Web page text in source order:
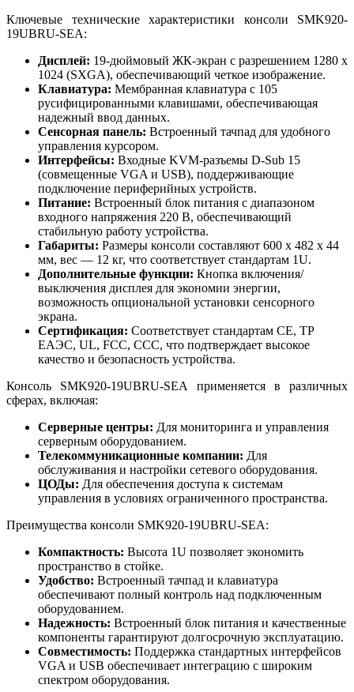
Ключевые технические характеристики консоли SMK920-
19UBRU-SEA:
Дисплей: 19-дюймовый ЖК-экран с разрешением 1280 x
1024 (SXGA), обеспечивающий четкое изображение.
Клавиатура: Мембранная клавиатура с 105
русифицированными клавишами, обеспечивающая
надежный ввод данных.
Сенсорная панель: Встроенный тачпад для удобного
управления курсором.
Интерфейсы: Входные KVM-разъемы D-Sub 15
(совмещенные VGA и USB), поддерживающие
подключение периферийных устройств.
Питание: Встроенный блок питания с диапазоном
входного напряжения 220 В, обеспечивающий
стабильную работу устройства.
Габариты: Размеры консоли составляют 600 x 482 x 44
мм, вес — 12 кг, что соответствует стандартам 1U.
Дополнительные функции: Кнопка включения/
выключения дисплея для экономии энергии,
возможность опциональной установки сенсорного
экрана.
Сертификация: Соответствует стандартам CE, ТР
ЕАЭС, UL, FCC, CСС, что подтверждает высокое
качество и безопасность устройства.
Консоль SMK920-19UBRU-SEA применяется в различных
сферах, включая:
Серверные центры: Для мониторинга и управления
серверным оборудованием.
Телекоммуникационные компании: Для
обслуживания и настройки сетевого оборудования.
ЦОДы: Для обеспечения доступа к системам
управления в условиях ограниченного пространства.
Преимущества консоли SMK920-19UBRU-SEA:
Компактность: Высота 1U позволяет экономить
пространство в стойке.
Удобство: Встроенный тачпад и клавиатура
обеспечивают полный контроль над подключенным
оборудованием.
Надежность: Встроенный блок питания и качественные
компоненты гарантируют долгосрочную эксплуатацию.
Совместимость: Поддержка стандартных интерфейсов
VGA и USB обеспечивает интеграцию с широким
спектром оборудования.